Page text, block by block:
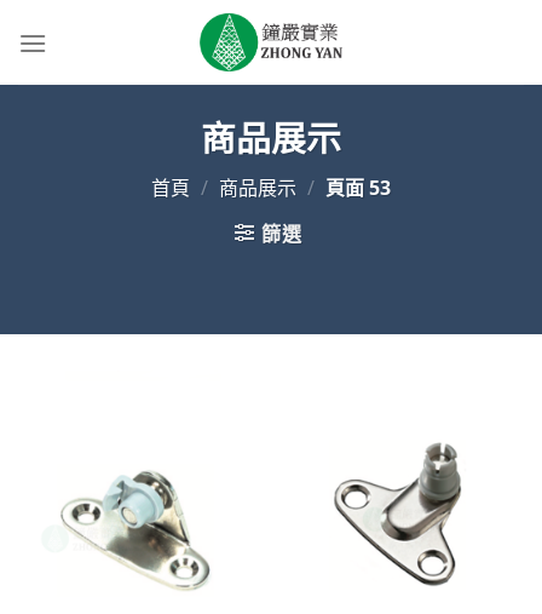
商品展示
首頁 / 商品展示 / 頁面 53
篩選